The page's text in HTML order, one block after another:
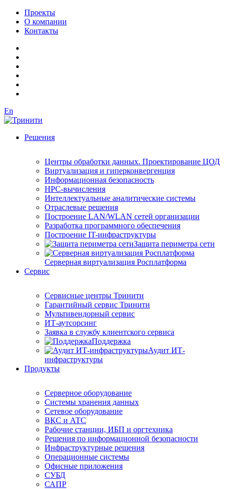
Проекты
О компании
Контакты
En
Решения
Центры обработки данных. Проектирование ЦОД
Виртуализация и гиперконвергенция
Информационная безопасность
HPC-вычисления
Интеллектуальные аналитические системы
Отраслевые решения
Построение LAN/WLAN сетей организации
Разработка программного обеспечения
Построение IT-инфраструктуры
Защита периметра сети
Серверная виртуализация Росплатформа
Сервис
Сервисные центры Тринити
Гарантийный сервис Тринити
Мультивендорный сервис
ИТ-аутсорсинг
Заявка в службу клиентского сервиса
Поддержка
Аудит ИТ-
инфраструктуры
Продукты
Серверное оборудование
Системы хранения данных
Сетевое оборудование
ВКС и АТС
Рабочие станции, ИБП и оргтехника
Решения по информационной безопасности
Инфраструктурные решения
Операционные системы
Офисные приложения
СУБД
САПР